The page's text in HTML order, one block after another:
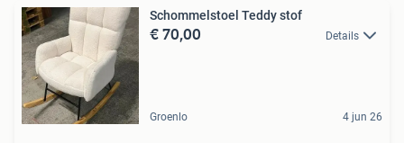
Schommelstoel Teddy stof
€ 70,00 Details
Groenlo 4 jun 26